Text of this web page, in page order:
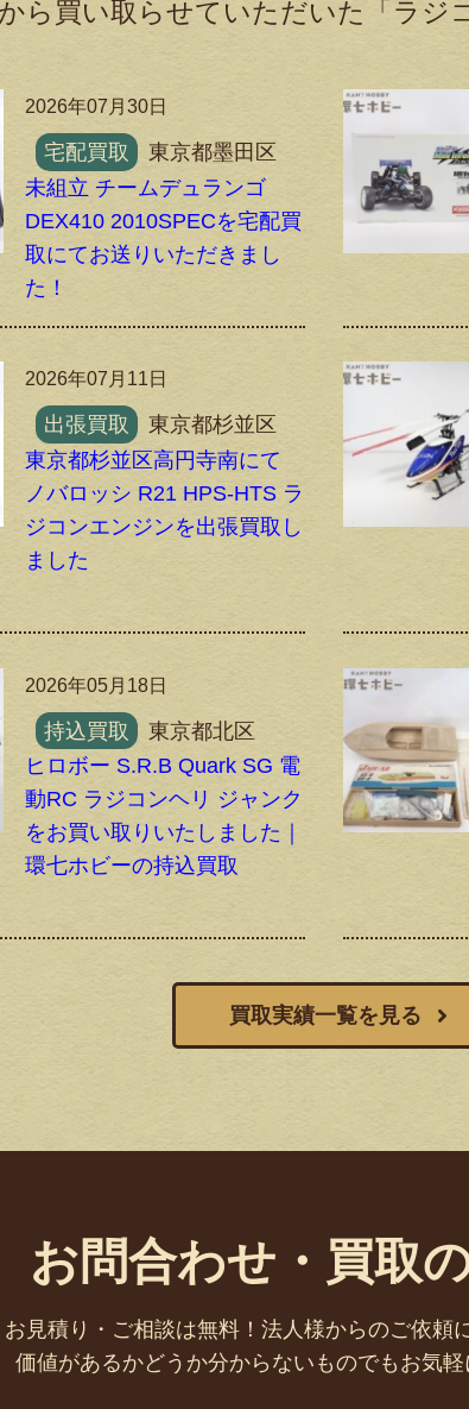
ら買い取らせていただいた「ラジ
2026年07月30日
宅配買取
東京都墨田区
未組立 チームデュランゴ
DEX410 2010SPECを宅配買
取にてお送りいただきまし
た！
2026年07月11日
出張買取
東京都杉並区
東京都杉並区高円寺南にて
ノバロッシ R21 HPS-HTS ラ
ジコンエンジンを出張買取し
ました
2026年05月18日
持込買取
東京都北区
ヒロボー S.R.B Quark SG 電
動RC ラジコンヘリ ジャンク
をお買い取りいたしました｜
環七ホビーの持込買取
買取実績一覧を見る
お問合わせ・買取
お見積り・ご相談は無料！法人様からのご依頼
価値があるかどうか分からないものでもお気軽